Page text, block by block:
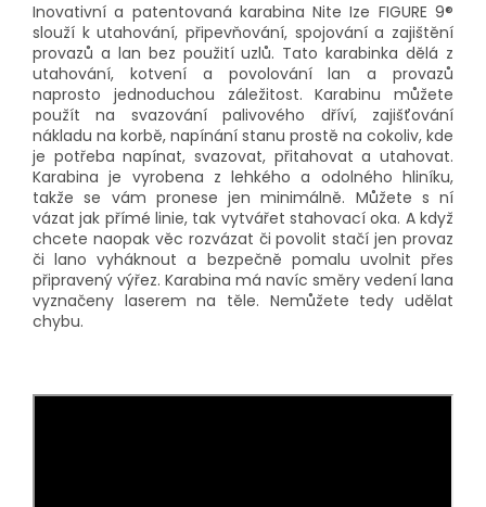
Inovativní a patentovaná karabina Nite Ize FIGURE 9®
slouží k utahování, připevňování, spojování a zajištění
provazů a lan bez použití uzlů. Tato karabinka dělá z
utahování, kotvení a povolování lan a provazů
naprosto jednoduchou záležitost. Karabinu můžete
použít na svazování palivového dříví, zajišťování
nákladu na korbě, napínání stanu prostě na cokoliv, kde
je potřeba napínat, svazovat, přitahovat a utahovat.
Karabina je vyrobena z lehkého a odolného hliníku,
takže se vám pronese jen minimálně. Můžete s ní
vázat jak přímé linie, tak vytvářet stahovací oka. A když
chcete naopak věc rozvázat či povolit stačí jen provaz
či lano vyháknout a bezpečně pomalu uvolnit přes
připravený výřez. Karabina má navíc směry vedení lana
vyznačeny laserem na těle. Nemůžete tedy udělat
chybu.